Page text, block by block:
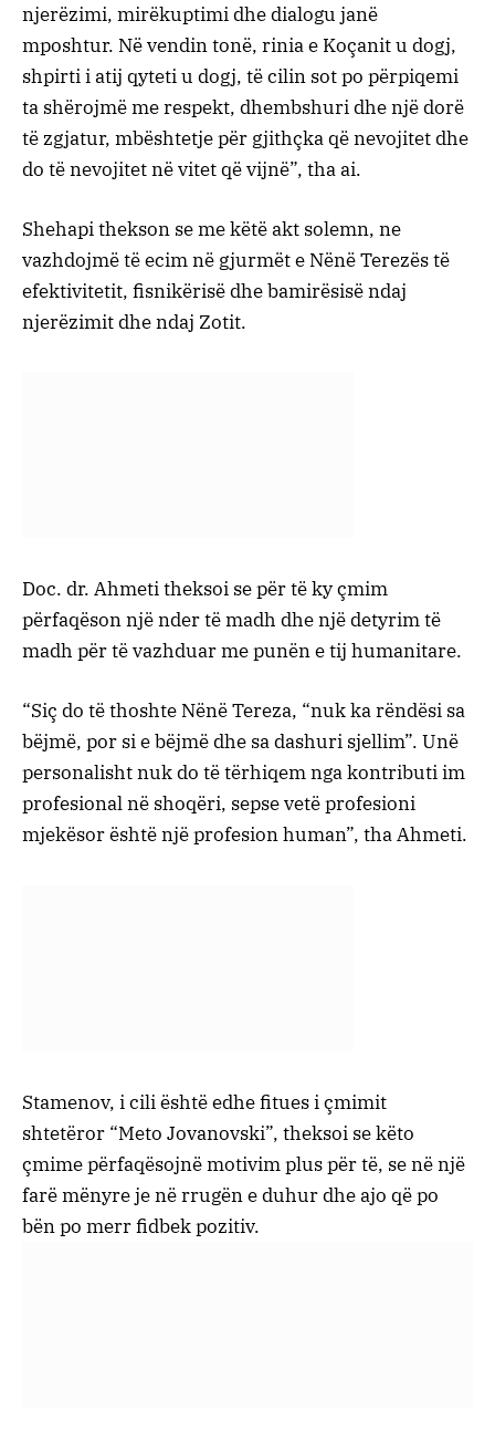
njerëzimi, mirëkuptimi dhe dialogu janë
mposhtur. Në vendin tonë, rinia e Koçanit u dogj,
shpirti i atij qyteti u dogj, të cilin sot po përpiqemi
ta shërojmë me respekt, dhembshuri dhe një dorë
të zgjatur, mbështetje për gjithçka që nevojitet dhe
do të nevojitet në vitet që vijnë”, tha ai.
Shehapi thekson se me këtë akt solemn, ne
vazhdojmë të ecim në gjurmët e Nënë Terezës të
efektivitetit, fisnikërisë dhe bamirësisë ndaj
njerëzimit dhe ndaj Zotit.
Doc. dr. Ahmeti theksoi se për të ky çmim
përfaqëson një nder të madh dhe një detyrim të
madh për të vazhduar me punën e tij humanitare.
“Siç do të thoshte Nënë Tereza, “nuk ka rëndësi sa
bëjmë, por si e bëjmë dhe sa dashuri sjellim”. Unë
personalisht nuk do të tërhiqem nga kontributi im
profesional në shoqëri, sepse vetë profesioni
mjekësor është një profesion human”, tha Ahmeti.
Stamenov, i cili është edhe fitues i çmimit
shtetëror “Meto Jovanovski”, theksoi se këto
çmime përfaqësojnë motivim plus për të, se në një
farë mënyre je në rrugën e duhur dhe ajo që po
bën po merr fidbek pozitiv.